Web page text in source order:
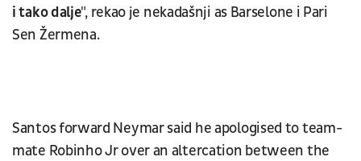
i tako dalje", rekao je nekadašnji as Barselone i Pari
Sen Žermena.
Santos forward Neymar said he apologised to team-
mate Robinho Jr over an altercation between the